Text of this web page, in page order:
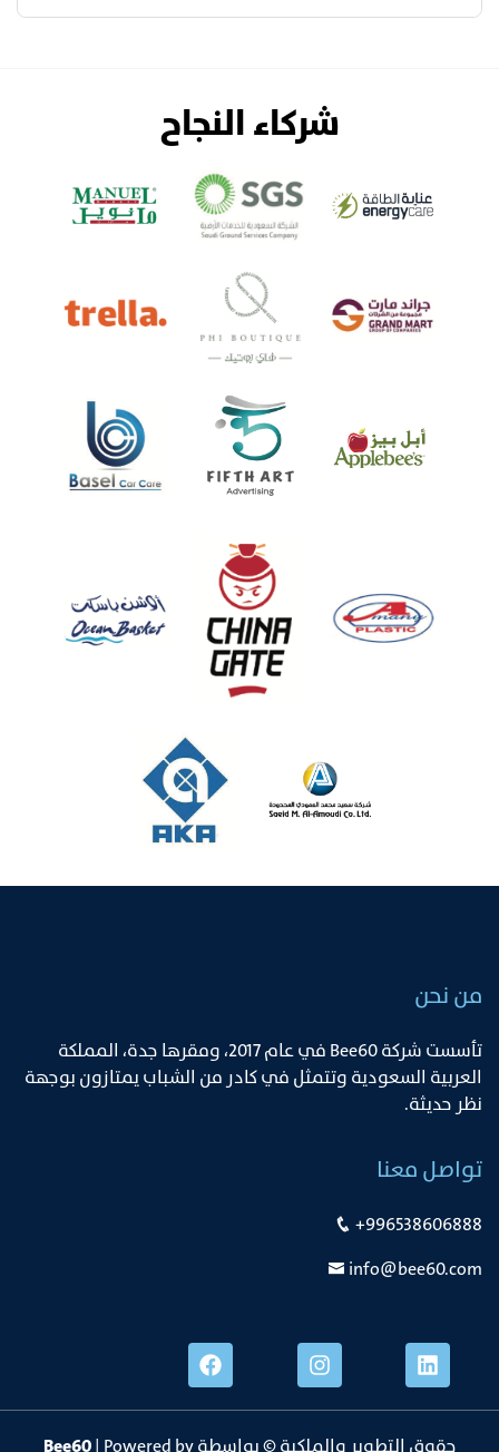
شركاء النجاح
من نحن
ﺗﺄﺳﺴﺖ ﺷﺮﻛﺔ Bee60 ﻓﻲ ﻋﺎم 2017، وﻣﻘﺮﻫﺎ ﺟﺪة، اﻟﻤﻤﻠﻜﺔ
اﻟﻌﺮﺑﻴﺔ اﻟﺴﻌﻮدﻳﺔ وﺗﺘﻤﺜﻞ ﻓﻲ ﻛﺎدر ﻣﻦ اﻟﺸﺒﺎب ﻳﻤﺘﺎزون ﺑﻮﺟﻬﺔ
ﻧﻈﺮ ﺣﺪﻳﺜﺔ.
تواصل معنا
+996538606888
info@bee60.com
حقوق التطوير والملكية © بواسطة Bee60| Powered by